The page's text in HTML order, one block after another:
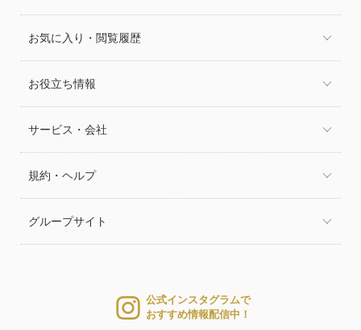
お気に入り・閲覧履歴
お役立ち情報
サービス・会社
規約・ヘルプ
グループサイト
公式インスタグラムで
おすすめ情報配信中！